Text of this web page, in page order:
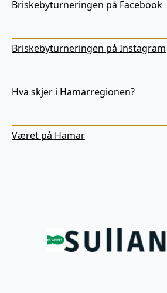
Briskebyturneringen på Facebook
Briskebyturneringen på Instagram
Hva skjer i Hamarregionen?
Været på Hamar